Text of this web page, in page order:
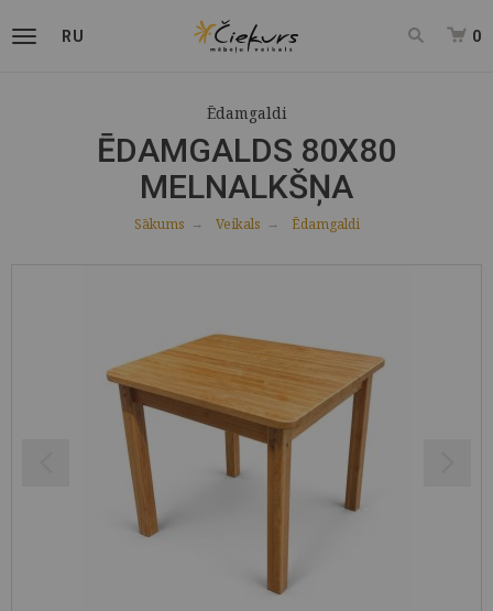
RU 0
Ēdamgaldi
ĒDAMGALDS 80X80
MELNALKŠŅA
Sākums Veikals Ēdamgaldi